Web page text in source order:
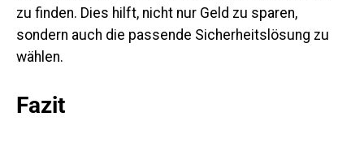
zu finden. Dies hilft, nicht nur Geld zu sparen,
sondern auch die passende Sicherheitslösung zu
wählen.
Fazit